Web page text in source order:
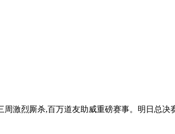
激烈厮杀,百万道友助威重磅赛事。明日总